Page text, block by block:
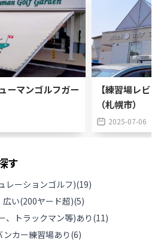
ーマンゴルフガー
【練習場レビ
（札幌市）
2025-07-06
す
レーションゴルフ)(19)
広い(200ヤード超)(5)
、トラックマン等)あり (11)
ンカー練習場あり (6)